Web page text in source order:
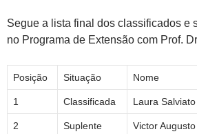
Segue a lista final dos classificados e
no Programa de Extensão com Prof.
Posição Situação Nome
1 Classificada Laura Salviato
2 Suplente Victor